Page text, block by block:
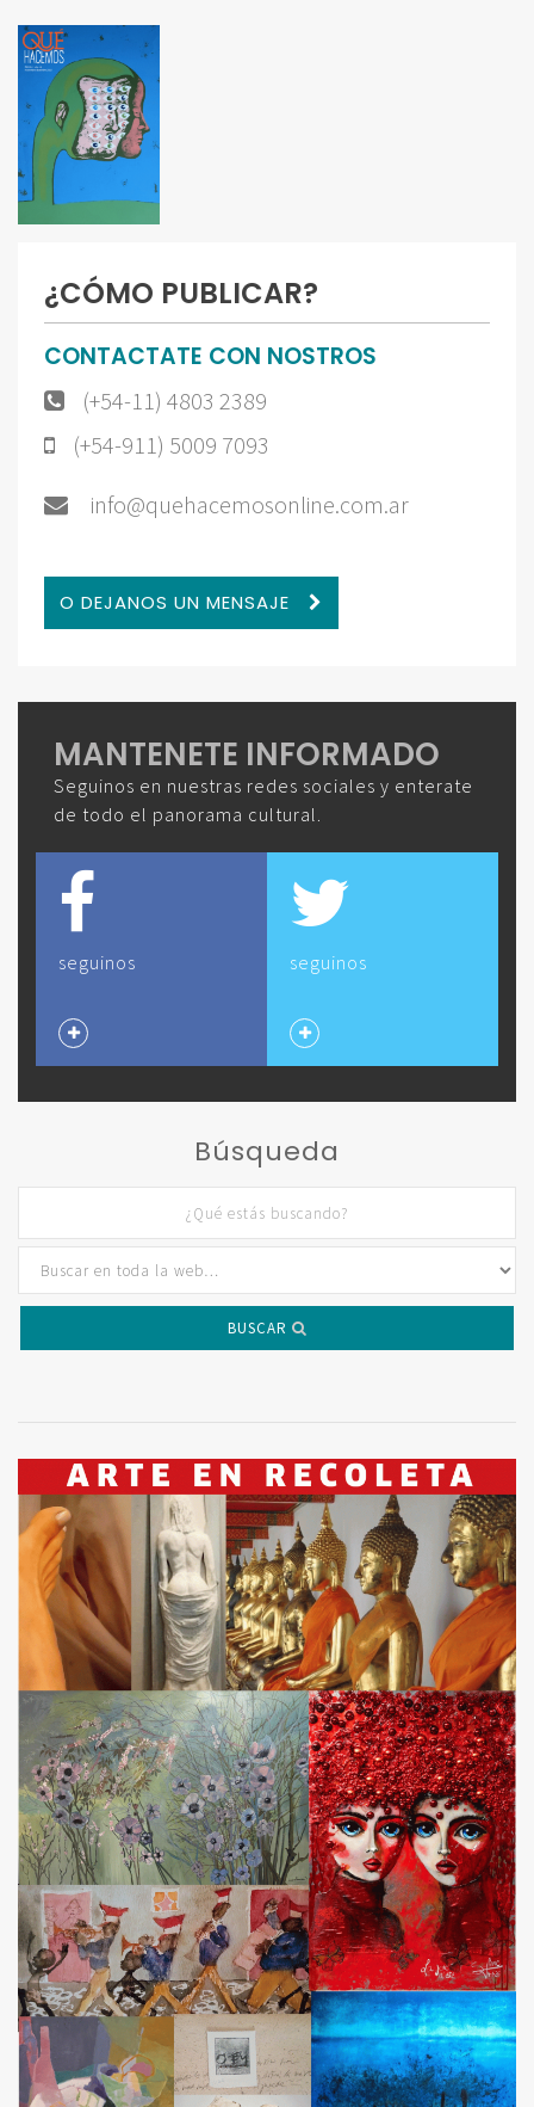
¿CÓMO PUBLICAR?
CONTACTATE CON NOSTROS
(+54-11) 4803 2389
(+54-911) 5009 7093
info@quehacemosonline.com.ar
O DEJANOS UN MENSAJE
MANTENETE INFORMADO
Seguinos en nuestras redes sociales y enterate
de todo el panorama cultural.
seguinos seguinos
Búsqueda
BUSCAR